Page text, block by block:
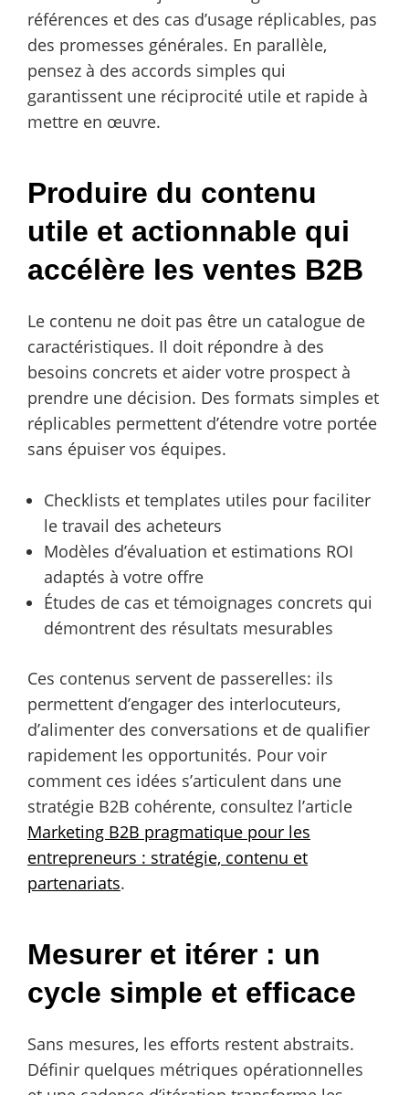
références et des cas d’usage réplicables, pas
des promesses générales. En parallèle,
pensez à des accords simples qui
garantissent une réciprocité utile et rapide à
mettre en œuvre.
Produire du contenu
utile et actionnable qui
accélère les ventes B2B
Le contenu ne doit pas être un catalogue de
caractéristiques. Il doit répondre à des
besoins concrets et aider votre prospect à
prendre une décision. Des formats simples et
réplicables permettent d’étendre votre portée
sans épuiser vos équipes.
Checklists et templates utiles pour faciliter
le travail des acheteurs
Modèles d’évaluation et estimations ROI
adaptés à votre offre
Études de cas et témoignages concrets qui
démontrent des résultats mesurables
Ces contenus servent de passerelles: ils
permettent d’engager des interlocuteurs,
d’alimenter des conversations et de qualifier
rapidement les opportunités. Pour voir
comment ces idées s’articulent dans une
stratégie B2B cohérente, consultez l’article
Marketing B2B pragmatique pour les
entrepreneurs : stratégie, contenu et
partenariats.
Mesurer et itérer : un
cycle simple et efficace
Sans mesures, les efforts restent abstraits.
Définir quelques métriques opérationnelles